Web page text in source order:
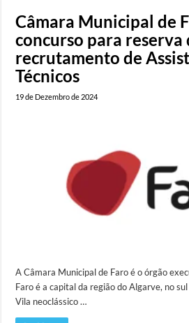
Câmara Municipal de
concurso para reserva
recrutamento de
Técnicos
19 de Dezembro de 2024
A Câmara Municipal de Faro é o órgão
Faro é a capital da região do Algarve, no
Vila neoclássico …